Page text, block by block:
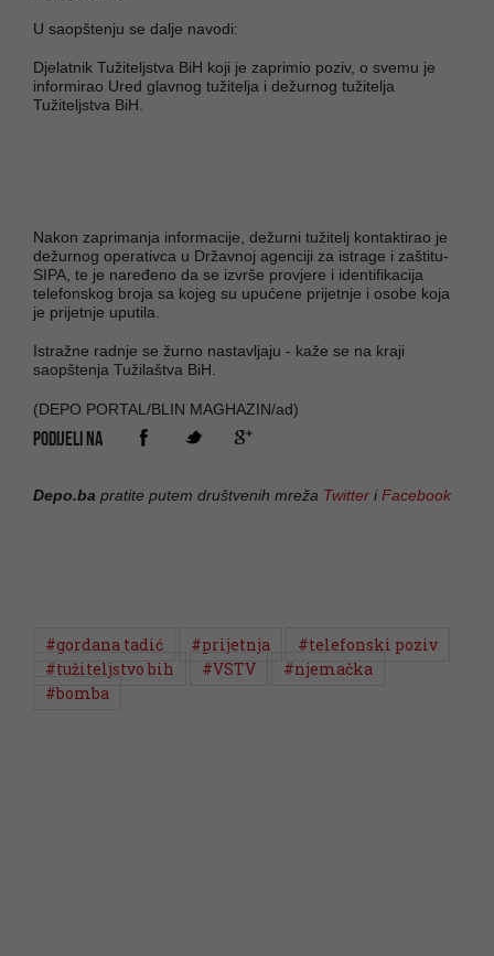
U saopštenju se dalje navodi:
Djelatnik Tužiteljstva BiH koji je zaprimio poziv, o svemu je
informirao Ured glavnog tužitelja i dežurnog tužitelja
Tužiteljstva BiH.
Nakon zaprimanja informacije, dežurni tužitelj kontaktirao je
dežurnog operativca u Državnoj agenciji za istrage i zaštitu-
SIPA, te je naređeno da se izvrše provjere i identifikacija
telefonskog broja sa kojeg su upućene prijetnje i osobe koja
je prijetnje uputila.
Istražne radnje se žurno nastavljaju - kaže se na kraji
saopštenja Tužilaštva BiH.
(DEPO PORTAL/BLIN MAGHAZIN/ad)
PODIJELI NA
Depo.ba pratite putem društvenih mreža Twitter iFacebook
#gordana tadić #prijetnja
#telefonski poziv
#tužiteljstvo bih
#VSTV
#njemačka
#bomba